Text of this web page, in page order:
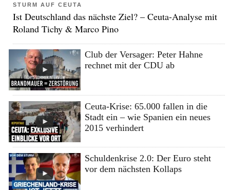
STURM AUF CEUTA
Ist Deutschland das nächste Ziel? – Ceuta-Analyse mit
Roland Tichy & Marco Pino
Club der Versager: Peter Hahne
rechnet mit der CDU ab
Ceuta-Krise: 65.000 fallen in die
Stadt ein – wie Spanien ein neues
2015 verhindert
Schuldenkrise 2.0: Der Euro steht
vor dem nächsten Kollaps